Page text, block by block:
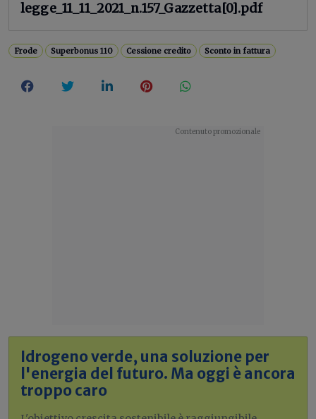
legge_11_11_2021_n.157_Gazzetta[0].pdf
Frode Superbonus 110 Cessione credito Sconto in fattura
Idrogeno verde, una soluzione per
l'energia del futuro. Ma oggi è ancora
troppo caro